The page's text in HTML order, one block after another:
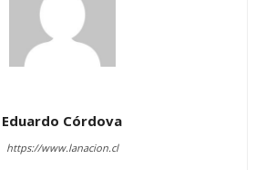
Eduardo Córdova
https://www.lanacion.cl